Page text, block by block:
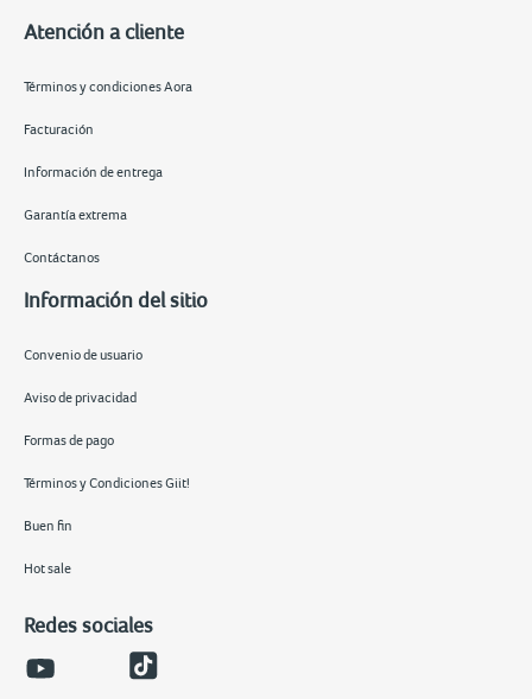
Atención a cliente
Términos y condiciones Aora
Facturación
Información de entrega
Garantía extrema
Contáctanos
Información del sitio
Convenio de usuario
Aviso de privacidad
Formas de pago
Términos y Condiciones Giit!
Buen fin
Hot sale
Redes sociales